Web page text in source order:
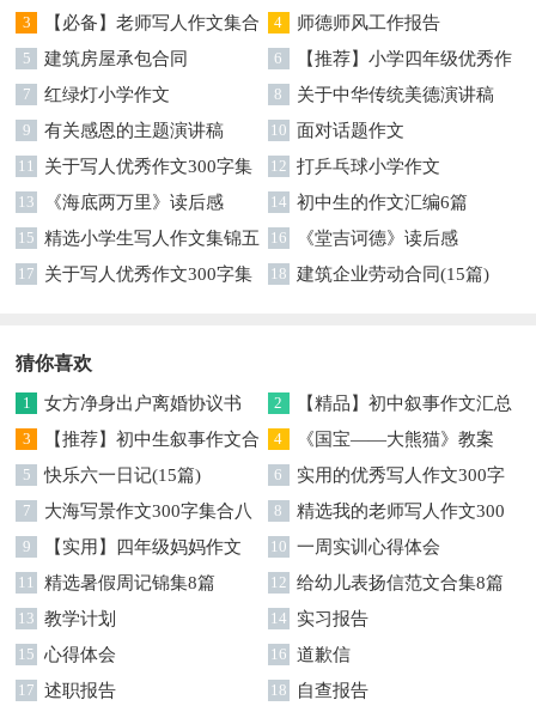
3
【必备】老师写人作文集合
5篇
4 师德师风工作报告
5 建筑房屋承包合同 6
【推荐】小学四年级优秀作
文300字三篇
7 红绿灯小学作文 8 关于中华传统美德演讲稿
9 有关感恩的主题演讲稿 10 面对话题作文
11
关于写人优秀作文300字集
合5篇
12 打乒乓球小学作文
13 《海底两万里》读后感 14 初中生的作文汇编6篇
15
精选小学生写人作文集锦五
篇
16 《堂吉诃德》读后感
17
关于写人优秀作文300字集
18 建筑企业劳动合同(15篇)
猜你喜欢
1 女方净身出户离婚协议书 2
【精品】初中叙事作文汇总
四篇
3
【推荐】初中生叙事作文合
集五篇
4 《国宝——大熊猫》教案
5 快乐六一日记(15篇) 6
实用的优秀写人作文300字
汇总九篇
7
大海写景作文300字集合八
篇
8
精选我的老师写人作文300
字合集9篇
9
【实用】四年级妈妈作文
300字3篇
10 一周实训心得体会
11 精选暑假周记锦集8篇 12 给幼儿表扬信范文合集8篇
13 教学计划 14 实习报告
15 心得体会 16 道歉信
17 述职报告 18 自查报告